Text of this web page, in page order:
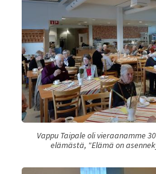
Vappu Taipale oli vieraanamme
elämästä, "Elämä on